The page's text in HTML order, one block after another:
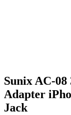
Sunix AC-
Adapter
Jack